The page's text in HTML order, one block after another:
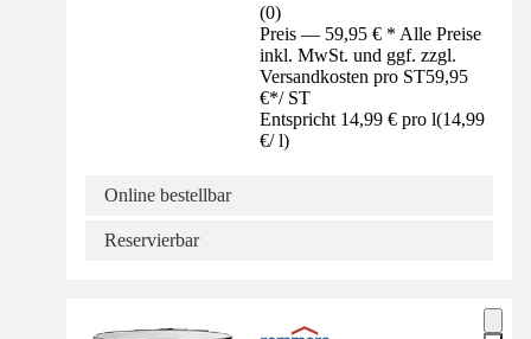
(0)
Preis — 59,95 € * Alle Preise
inkl. MwSt. und ggf. zzgl.
Versandkosten pro ST59,95
€*/ ST
Entspricht 14,99 € pro l(14,99
€/ l)
Online bestellbar
Reservierbar